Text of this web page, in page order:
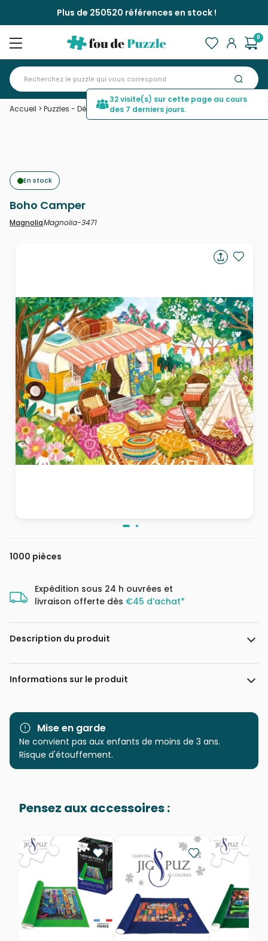
Plus de 250520 références en stock !
0
Accueil > Puzzles - Déco et Objets >Boho Camper
En stock
Boho Camper
MagnoliaMagnolia-3471
1000 pièces
Expédition sous 24 h ouvrées et
livraison offerte dès €45 d’achat*
Description du produit
Olivia Gibbs
Informations sur le produit
Marque Magnolia
Catégorie Puzzles - Déco et Objets
Age
Puzzle pour Adultes (500 à
Provenance Puzzles fabriqués en France
EAN 8699375068405
Nombre de pièces 1000 pièces
Dimensions 68 x 48 cm
Mise en garde
Ne convient pas aux enfants de moins de 3 ans.
Risque d'étouffement.
Pensez aux accessoires :
32 visite(s) sur cette page au cours
des 7 derniers jours.